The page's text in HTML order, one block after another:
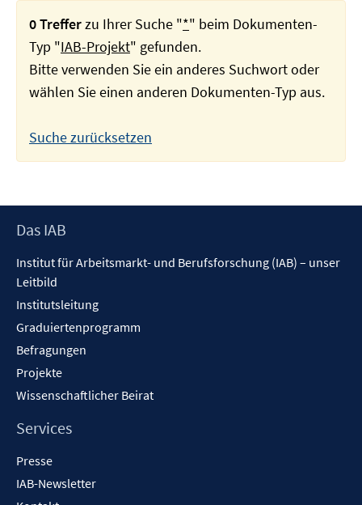
0 Trefferzu Ihrer Suche "*" beim Dokumenten-
Typ "IAB-Projekt" gefunden.
Bitte verwenden Sie ein anderes Suchwort oder
wählen Sie einen anderen Dokumenten-Typ aus.
Suche zurücksetzen
Footer
Das IAB
Institut für Arbeitsmarkt- und Berufsforschung (IAB) – unser
Leitbild
Institutsleitung
Graduiertenprogramm
Befragungen
Projekte
Wissenschaftlicher Beirat
Services
Presse
IAB-Newsletter